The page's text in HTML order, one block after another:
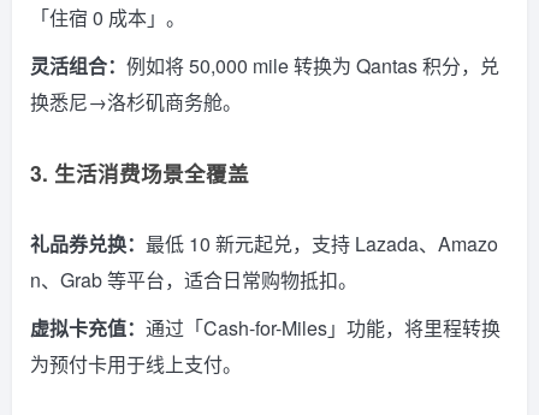
「住宿 0 成本」。
灵活组合： 例如将 50,000 mile 转换为 Qantas 积分，兑
换悉尼→洛杉矶商务舱。
3. 生活消费场景全覆盖
礼品券兑换： 最低 10 新元起兑，支持 Lazada、Amazo
n、Grab 等平台，适合日常购物抵扣。
虚拟卡充值： 通过「Cash-for-Miles」功能，将里程转换
为预付卡用于线上支付。